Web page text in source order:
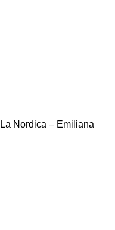
La Nordica – Emiliana